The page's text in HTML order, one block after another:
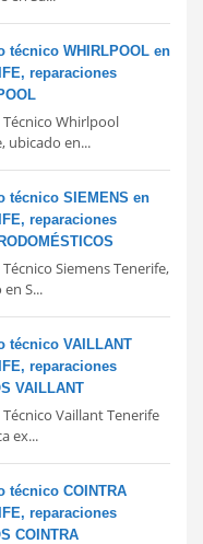
técnico WHIRLPOOL en
reparaciones
Técnico Whirlpool
ubicado en...
técnico SIEMENS en
reparaciones
Siemens Tenerife,
S...
técnico VAILLANT
reparaciones
VAILLANT
Vaillant Tenerife
ex...
técnico COINTRA
reparaciones
COINTRA